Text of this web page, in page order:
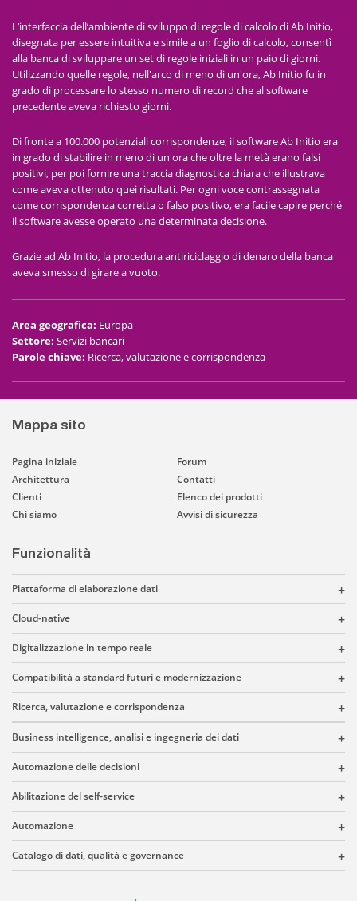
L’interfaccia dell’ambiente di sviluppo di regole di calcolo di Ab Initio,
disegnata per essere intuitiva e simile a un foglio di calcolo, consentì
alla banca di sviluppare un set di regole iniziali in un paio di giorni.
Utilizzando quelle regole, nell'arco di meno di un'ora, Ab Initio fu in
grado di processare lo stesso numero di record che al software
precedente aveva richiesto giorni.
Di fronte a 100.000 potenziali corrispondenze, il software Ab Initio era
in grado di stabilire in meno di un'ora che oltre la metà erano falsi
positivi, per poi fornire una traccia diagnostica chiara che illustrava
come aveva ottenuto quei risultati. Per ogni voce contrassegnata
come corrispondenza corretta o falso positivo, era facile capire perché
il software avesse operato una determinata decisione.
Grazie ad Ab Initio, la procedura antiriciclaggio di denaro della banca
aveva smesso di girare a vuoto.
Area geografica: Europa
Settore: Servizi bancari
Parole chiave: Ricerca, valutazione e corrispondenza
Mappa sito
Pagina iniziale
Architettura
Clienti
Chi siamo
Forum
Contatti
Elenco dei prodotti
Avvisi di sicurezza
Funzionalità
Piattaforma di elaborazione dati
Cloud-native
Digitalizzazione in tempo reale
Compatibilità a standard futuri e modernizzazione
Ricerca, valutazione e corrispondenza
Business intelligence, analisi e ingegneria dei dati
Automazione delle decisioni
Abilitazione del self-service
Automazione
Catalogo di dati, qualità e governance